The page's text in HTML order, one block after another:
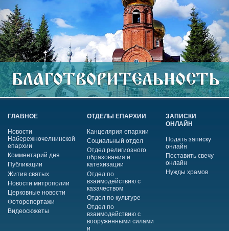
ГЛАВНОЕ
Новости
Набережночелнинской
епархии
Комментарий дня
Публикации
Жития святых
Новости митрополии
Церковные новости
Фоторепортажи
Видеосюжеты
ОТДЕЛЫ ЕПАРХИИ
Канцелярия епархии
Социальный отдел
Отдел религиозного
образования и
катехизации
Отдел по
взаимодействию с
казачеством
Отдел по культуре
Отдел по
взаимодействию с
вооруженными силами
и
ЗАПИСКИ
ОНЛАЙН
Подать записку
онлайн
Поставить свечу
онлайн
Нужды храмов